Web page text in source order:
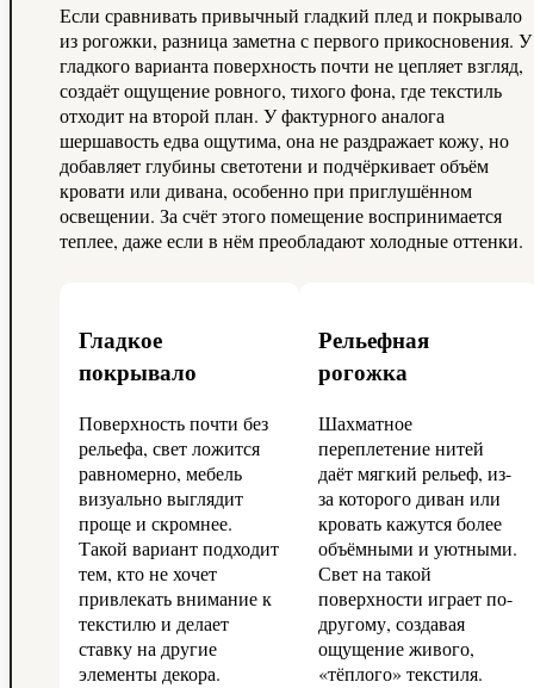
Если сравнивать привычный гладкий плед и покрывало
из рогожки, разница заметна с первого прикосновения. У
гладкого варианта поверхность почти не цепляет взгляд,
создаёт ощущение ровного, тихого фона, где текстиль
отходит на второй план. У фактурного аналога
шершавость едва ощутима, она не раздражает кожу, но
добавляет глубины светотени и подчёркивает объём
кровати или дивана, особенно при приглушённом
освещении. За счёт этого помещение воспринимается
теплее, даже если в нём преобладают холодные оттенки.
Гладкое
покрывало
Поверхность почти без
рельефа, свет ложится
равномерно, мебель
визуально выглядит
проще и скромнее.
Такой вариант подходит
тем, кто не хочет
привлекать внимание к
текстилю и делает
ставку на другие
элементы декора.
Рельефная
рогожка
Шахматное
переплетение нитей
даёт мягкий рельеф, из-
за которого диван или
кровать кажутся более
объёмными и уютными.
Свет на такой
поверхности играет по-
другому, создавая
ощущение живого,
«тёплого» текстиля.